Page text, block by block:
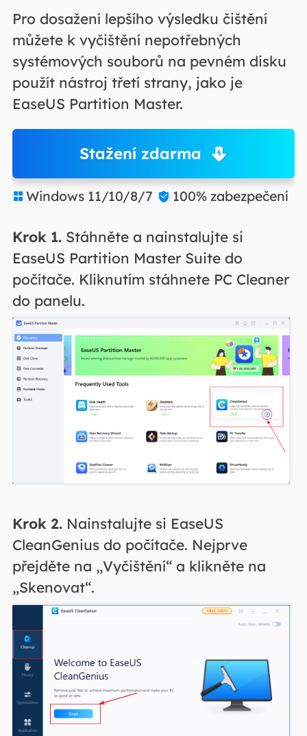
Pro dosažení lepšího výsledku čištění
můžete k vyčištění nepotřebných
systémových souborů na pevném disku
použít nástroj třetí strany, jako je
EaseUS Partition Master.
Stažení zdarma
 Windows 11/10/8/7  100% zabezpečení
Krok 1.Stáhněte a nainstalujte si
EaseUS Partition Master Suite do
počítače. Kliknutím stáhnete PC Cleaner
do panelu.
Krok 2.Nainstalujte si EaseUS
CleanGenius do počítače. Nejprve
přejděte na „Vyčištění“ a klikněte na
„Skenovat“.